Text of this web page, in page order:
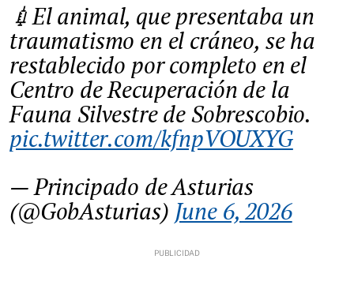
💉El animal, que presentaba un
traumatismo en el cráneo, se ha
restablecido por completo en el
Centro de Recuperación de la
Fauna Silvestre de Sobrescobio.
pic.twitter.com/kfnpVOUXYG
— Principado de Asturias
(@GobAsturias) June 6, 2026